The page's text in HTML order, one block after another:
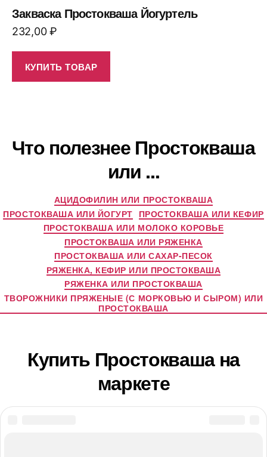
Закваска Простокваша Йогуртель
232,00₽
КУПИТЬ ТОВАР
Что полезнее Простокваша
или ...
АЦИДОФИЛИН ИЛИ ПРОСТОКВАША
ПРОСТОКВАША ИЛИ ЙОГУРТ ПРОСТОКВАША ИЛИ КЕФИР
ПРОСТОКВАША ИЛИ МОЛОКО КОРОВЬЕ
ПРОСТОКВАША ИЛИ РЯЖЕНКА
ПРОСТОКВАША ИЛИ САХАР-ПЕСОК
РЯЖЕНКА, КЕФИР ИЛИ ПРОСТОКВАША
РЯЖЕНКА ИЛИ ПРОСТОКВАША
ТВОРОЖНИКИ ПРЯЖЕНЫЕ (С МОРКОВЬЮ И СЫРОМ) ИЛИ
ПРОСТОКВАША
Купить Простокваша на
маркете